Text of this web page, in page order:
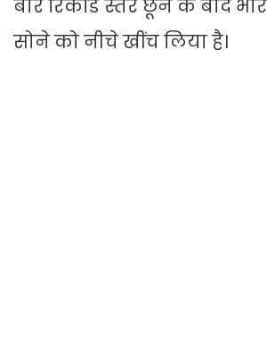
बार रिकॉर्ड स्तर छूने के बाद
सोने को नीचे खींच लिया है।